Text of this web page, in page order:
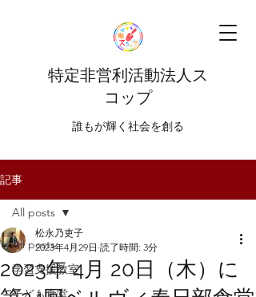
特定非営利活動法人ス
コップ
​​誰もが輝く社会を創る
記事
All posts
学習支援教室
子ども食堂
All posts
2023年 4月 20日（木）に
松永乃吏子
2023年4月29日 読了時間: 3分